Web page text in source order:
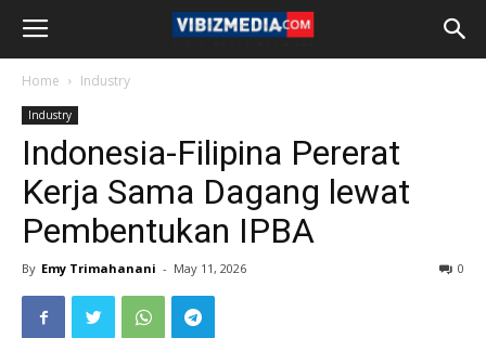
Home Industry
Industry
Indonesia-Filipina Pererat
Kerja Sama Dagang lewat
Pembentukan IPBA
By Emy Trimahanani - May 11, 2026 0